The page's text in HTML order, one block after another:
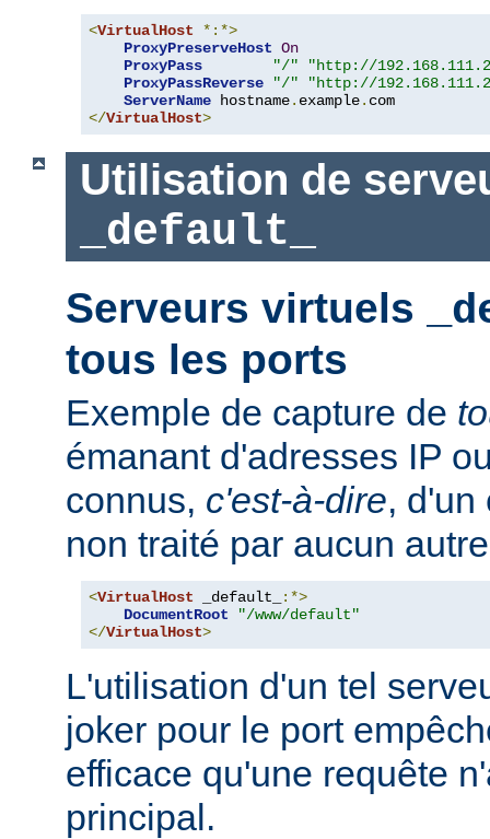
<VirtualHost
*:*>
ProxyPreserveHost On
ProxyPass
"/"
"http://
ProxyPassReverse
"/"
"http://
ServerName hostname. example.
</VirtualHost>
Utilisation de
_default_
Serveurs virtuels
tous les ports
Exemple de capture de
émanant d'adresses IP
connus, c'est-à-dire, d'un
non traité par aucun
<VirtualHost _default_
:*>
DocumentRoot
"/www/default"
</VirtualHost>
L'utilisation d'un tel
joker pour le port
efficace qu'une requête
principal.